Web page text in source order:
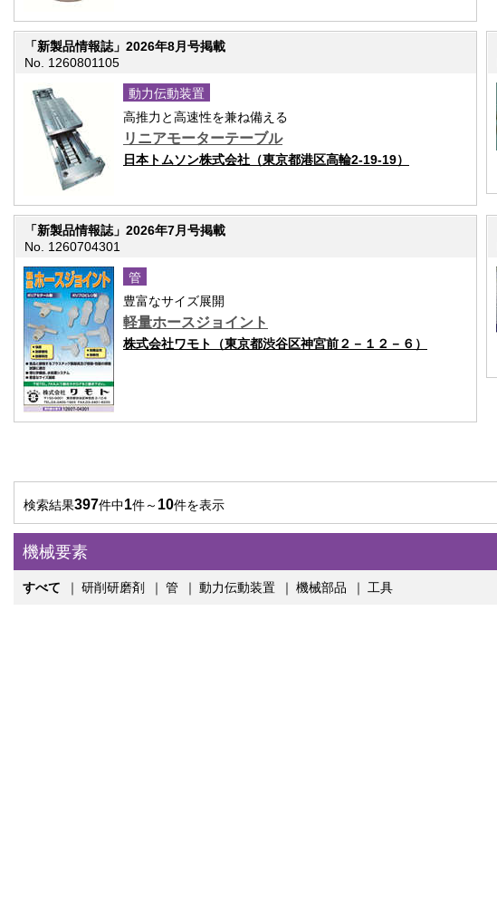
「新製品情報誌」2026年8月号掲載
No. 1260801105
動力伝動装置
高推力と高速性を兼ね備える
リニアモーターテーブル
日本トムソン株式会社（東京都港区高輪2-19-19）
「新製品情報誌」2026年7月号掲載
No. 1260704301
管
豊富なサイズ展開
軽量ホースジョイント
株式会社ワモト（東京都渋谷区神宮前２－１２－６）
検索結果397件中1件～ 10件を表示
機械要素
すべて ｜ 研削研磨剤 ｜ 管 ｜ 動力伝動装置 ｜ 機械部品 ｜ 工具